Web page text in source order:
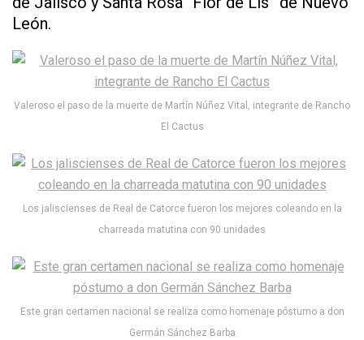
León.
Valeroso el paso de la muerte de Martín Núñez Vital, integrante de Rancho
El Cactus
Los jaliscienses de Real de Catorce fueron los mejores coleando en la
charreada matutina con 90 unidades
Este gran certamen nacional se realiza como homenaje póstumo a don
Germán Sánchez Barba